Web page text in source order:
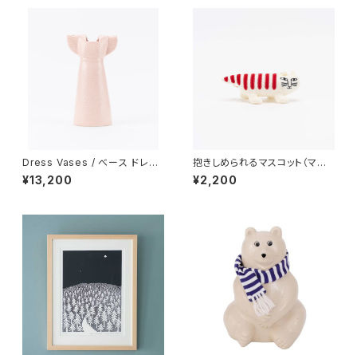
Dress Vases / べース ドレス
（ピンク）/ Lisa Larson リ
サ・ラーソン
¥13,200
抱きしめられるマスコット（マイ
キー） / Lisa Larson リ
サ・ラーソン
¥2,200